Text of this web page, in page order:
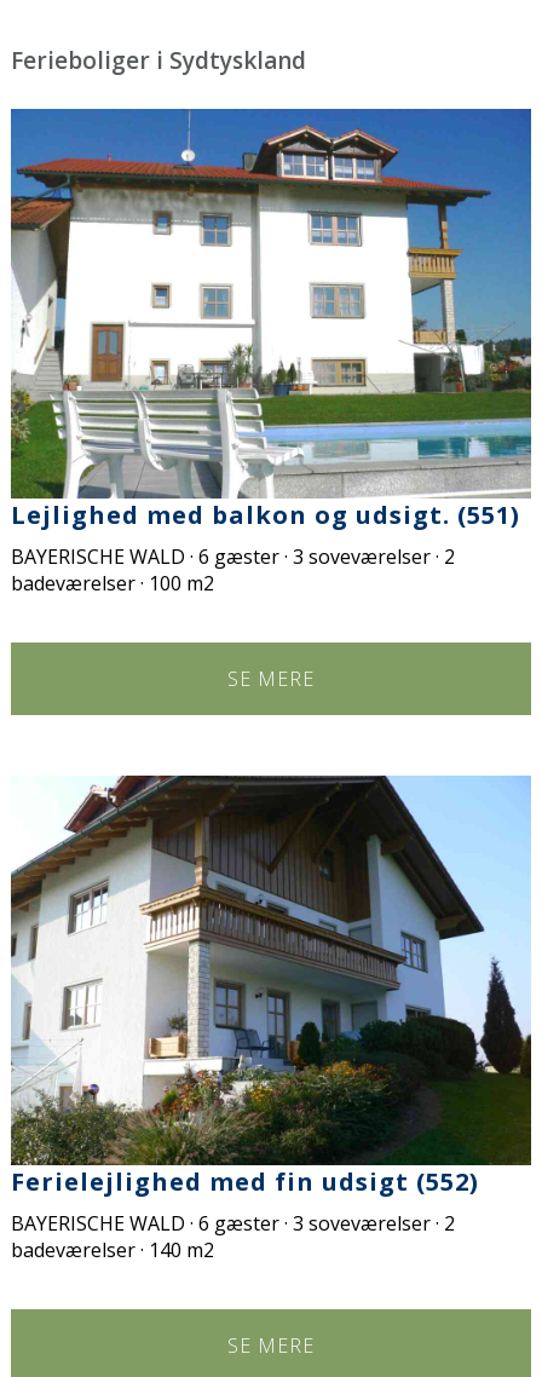
Ferieboliger i Sydtyskland
Lejlighed med balkon og udsigt. (551)
BAYERISCHE WALD · 6 gæster · 3 soveværelser · 2
badeværelser · 100 m2
SE MERE
Ferielejlighed med fin udsigt (552)
BAYERISCHE WALD · 6 gæster · 3 soveværelser · 2
badeværelser · 140 m2
SE MERE